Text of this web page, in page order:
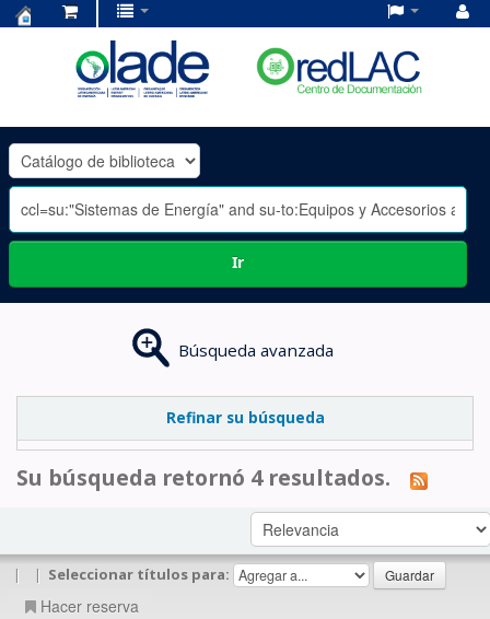
OLADE
-
Ir
Búsqueda avanzada
Refinar su búsqueda
Su búsqueda retornó 4 resultados.
| | Seleccionar títulos para:
Hacer reserva